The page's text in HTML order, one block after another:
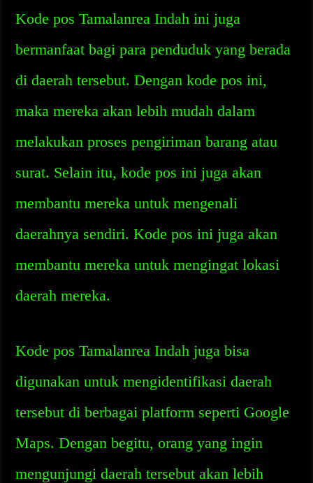
Kode pos Tamalanrea Indah ini juga
bermanfaat bagi para penduduk yang berada
di daerah tersebut. Dengan kode pos ini,
maka mereka akan lebih mudah dalam
melakukan proses pengiriman barang atau
surat. Selain itu, kode pos ini juga akan
membantu mereka untuk mengenali
daerahnya sendiri. Kode pos ini juga akan
membantu mereka untuk mengingat lokasi
daerah mereka.
Kode pos Tamalanrea Indah juga bisa
digunakan untuk mengidentifikasi daerah
tersebut di berbagai platform seperti Google
Maps. Dengan begitu, orang yang ingin
mengunjungi daerah tersebut akan lebih